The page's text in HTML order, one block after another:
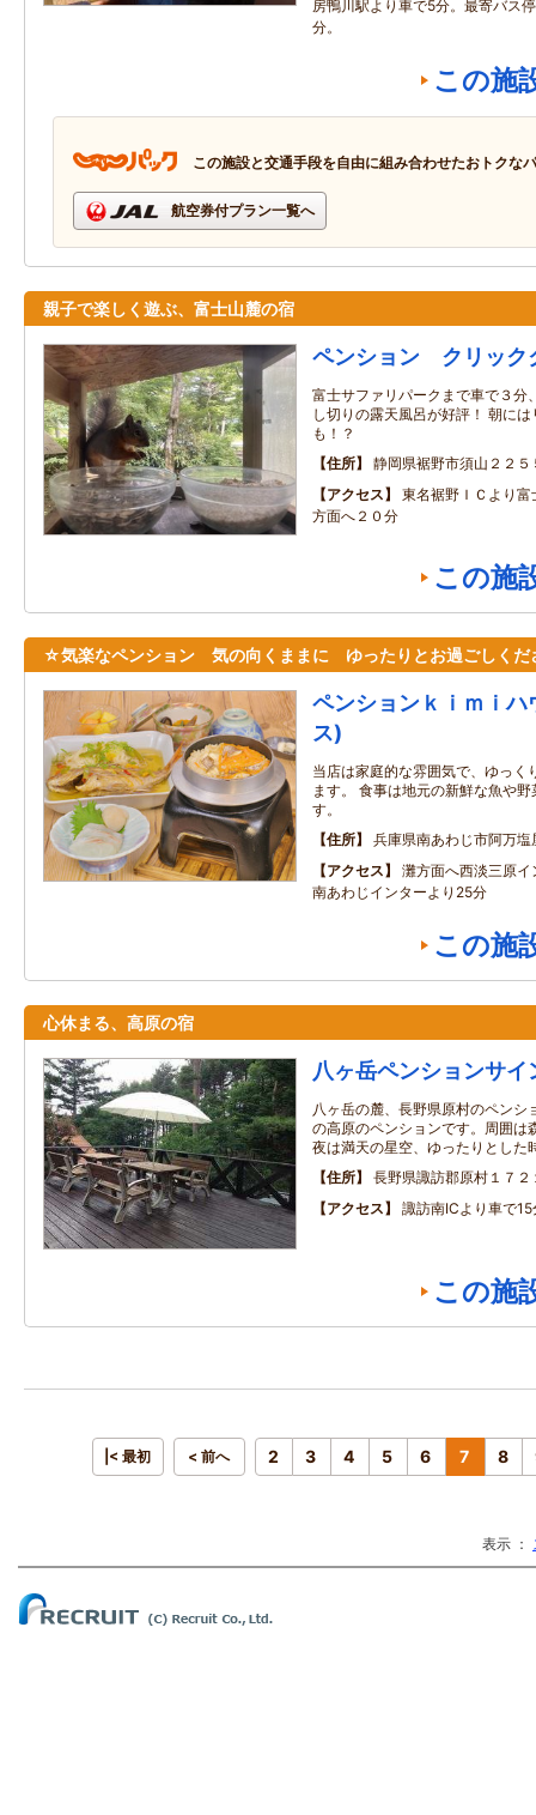
房鴨川駅より車で5分。最寄バス
分。
この施
この施設と交通手段を自由に組み合わせたおトクな
航空券付プラン一覧へ
親子で楽しく遊ぶ、富士山麓の宿
ペンション クリック
富士サファリパークまで車で３分
し切りの露天風呂が好評！ 朝に
も！？
住所
静岡県裾野市須山２２５
アクセス
東名裾野ＩＣより
方面へ２０分
この施
☆気楽なペンション 気の向くままに ゆったりとお過ごしくだ
ペンションｋｉｍｉ
ス)
当店は家庭的な雰囲気で、ゆっく
ます。 食事は地元の新鮮な魚や
す。
住所
兵庫県南あわじ市阿万塩
アクセス
灘方面へ西淡三原
南あわじインターより25分
この施
心休まる、高原の宿
八ヶ岳ペンションサイ
八ヶ岳の麓、長野県原村のペン
の高原のペンションです。周囲は
夜は満天の星空、ゆったりとした
住所
長野県諏訪郡原村１７
アクセス
諏訪南ICより車で15
この施
|< 最初 < 前へ 2 3 4 5 6 7 8
表示 ：